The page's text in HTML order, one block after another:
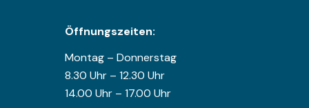
Öffnungszeiten:
Montag – Donnerstag
8.30 Uhr – 12.30 Uhr
14.00 Uhr – 17.00 Uhr